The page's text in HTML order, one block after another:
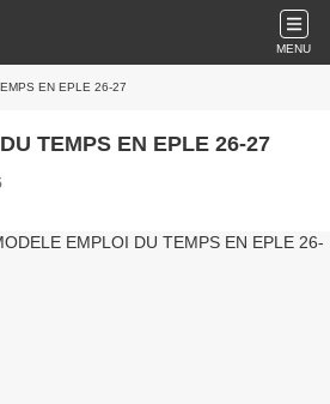
MENU
EN EPLE 26-27
TEMPS EN EPLE 26-27